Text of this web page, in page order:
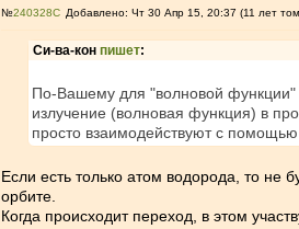
№240328 Добавлено: Чт 30 Апр 15, 20:37 (11 лет
Си-ва-кон пишет:
По-Вашему для "волновой функции"
излучение (волновая функция) в
просто взаимодействуют с
Если есть только атом водорода, то не
орбите.
Когда происходит переход, в этом